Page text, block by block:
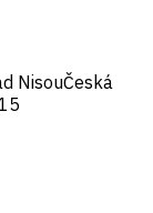
NisouČeská